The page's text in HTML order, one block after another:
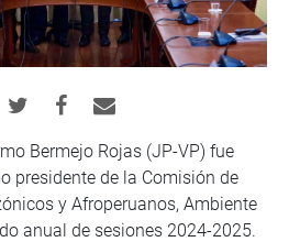
Bermejo Rojas (JP-VP) fue
presidente de la Comisión de
y Afroperuanos, Ambiente
anual de sesiones 2024-2025.